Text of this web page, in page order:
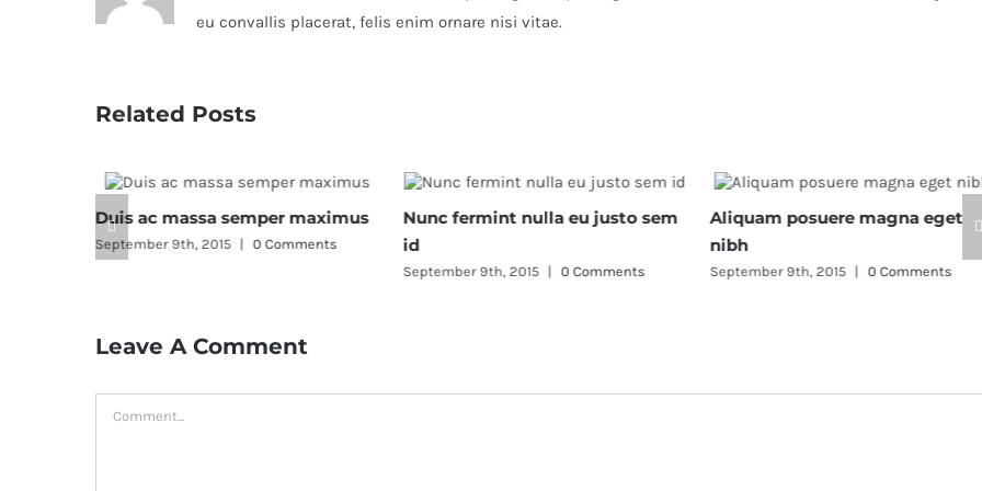
eu convallis placerat, felis enim ornare nisi vitae.
Related Posts
Duis ac massa semper maximus
September 9th, 2015 | 0 Comments
Nunc fermint nulla eu justo sem
id
September 9th, 2015 | 0 Comments
Aliquam posuere magna eget
nibh
September 9th, 2015 | 0 Comments
Leave A Comment
Comment